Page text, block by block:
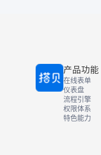
产品功能
在线表单
仪表盘
流程引擎
权限体系
特色能力